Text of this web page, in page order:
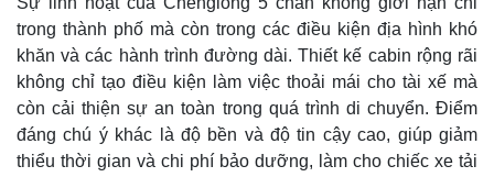
trong thành phố mà còn trong các điều kiện địa hình khó
khăn và các hành trình đường dài. Thiết kế cabin rộng rãi
không chỉ tạo điều kiện làm việc thoải mái cho tài xế mà
còn cải thiện sự an toàn trong quá trình di chuyển. Điểm
đáng chú ý khác là độ bền và độ tin cậy cao, giúp giảm
thiểu thời gian và chi phí bảo dưỡng, làm cho chiếc xe tải